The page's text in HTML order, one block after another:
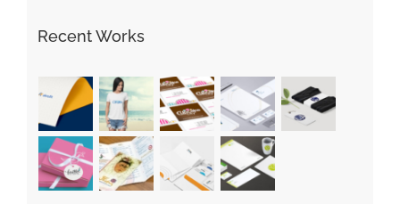
Recent Works